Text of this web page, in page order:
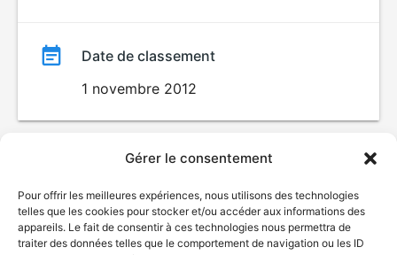
Gérer le consentement
Pour offrir les meilleures expériences, nous utilisons des technologies
telles que les cookies pour stocker et/ou accéder aux informations des
appareils. Le fait de consentir à ces technologies nous permettra de
traiter des données telles que le comportement de navigation ou les ID
Date de classement
1 novembre 2012